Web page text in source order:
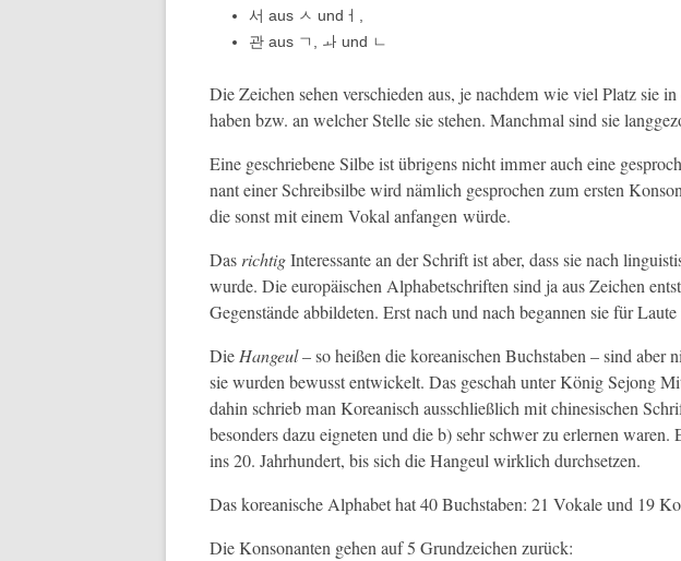
서 aus ㅅ undㅓ,
관 aus ㄱ, ㅘ und ㄴ
Die Zeichen sehen ver­schieden aus, je nach­dem wie viel Platz sie
haben bzw. an welch­er Stelle sie ste­hen. Manch­mal sind sie
Eine geschriebene Silbe ist übri­gens nicht immer auch eine
nant ein­er Schreib­silbe wird näm­lich gesprochen zum ersten
die son­st mit einem Vokal anfan­gen würde.
Das richtigInter­es­sante an der Schrift ist aber, dass sie nach
wurde. Die europäis­chen Alpha­betschriften sind ja aus Zeichen
Gegen­stände abbilde­ten. Erst nach und nach began­nen sie für Laute
Die Hangeul– so heißen die kore­anis­chen Buch­staben – sind aber
sie wur­den bewusst entwick­elt. Das geschah unter König Sejong
dahin schrieb man Kore­anisch auss­chließlich mit chi­ne­sis­chen
beson­ders dazu eigneten und die b) sehr schw­er zu erler­nen waren.
ins 20. Jahrhun­dert, bis sich die Hangeul wirk­lich durchsetzen.
Das kore­anis­che Alpha­bet hat 40 Buch­staben: 21 Vokale und 19
Die Kon­so­nan­ten gehen auf 5 Grundze­ichen zurück: